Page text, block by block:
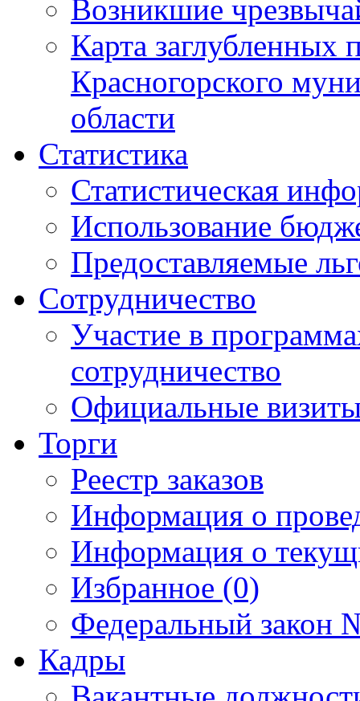
Возникшие
Карта
Красногорского
области
Статистика
Статистическая
Использование
Предоставляемые
Сотрудничество
Участие в
сотрудничество
Официальные
Торги
Реестр заказов
Информация о
Информация о
Избранное (0)
Федеральный закон
Кадры